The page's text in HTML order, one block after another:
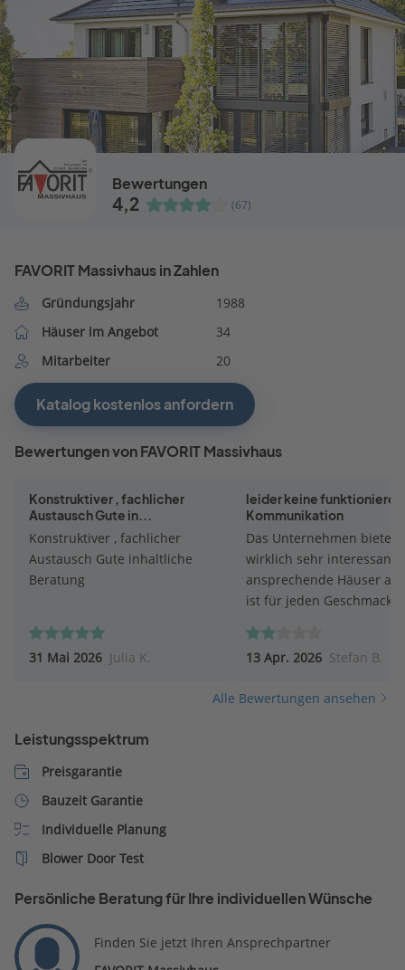
Bewertungen
4,2 (67)
FAVORIT Massivhaus in Zahlen
Gründungsjahr
1988
Häuser im Angebot
34
Mitarbeiter
20
Katalog kostenlos anfordern
Bewertungen von FAVORIT Massivhaus
Konstruktiver , fachlicher
Austausch Gute in...
Konstruktiver , fachlicher
Austausch Gute inhaltliche
Beratung
31 Mai 2026 Julia K.
leider keine
Kommunikation
Das Unternehmen bietet
wirklich sehr
ansprechende Häuser an,
ist für jeden Geschmack
übersichtlich und
aufgebaut und auch an
etwas zu verbessern.
abgewiegelt. Dem
telefonische
Kontaktaufnahmen des
13 Apr. 2026 Stefan B.
Alle Bewertungen ansehen
Leistungsspektrum
Preisgarantie
Bauzeit Garantie
Individuelle Planung
Blower Door Test
Persönliche Beratung für Ihre individuellen Wünsche
Finden Sie jetzt Ihren Ansprechpartner